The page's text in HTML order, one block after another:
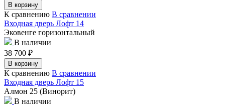
В корзину
К сравнению В сравнении
Входная дверь Лофт 14
Эковенге горизонтальный
В наличии
38 700 ₽
В корзину
К сравнению В сравнении
Входная дверь Лофт 15
Алмон 25 (Винорит)
В наличии